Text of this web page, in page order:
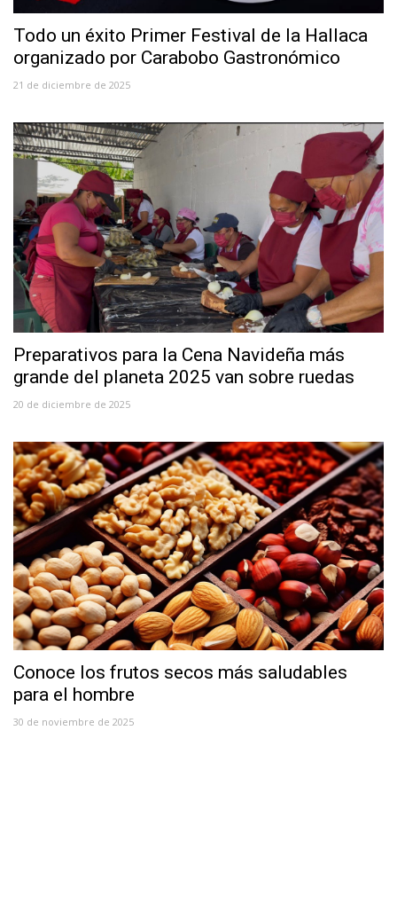
Todo un éxito Primer Festival de la Hallaca
organizado por Carabobo Gastronómico
21 de diciembre de 2025
Preparativos para la Cena Navideña más
grande del planeta 2025 van sobre ruedas
20 de diciembre de 2025
Conoce los frutos secos más saludables
para el hombre
30 de noviembre de 2025